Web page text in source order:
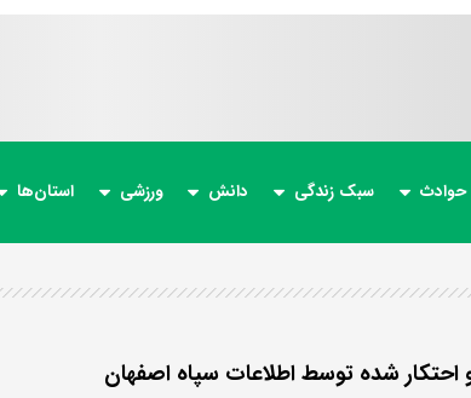
حوادث سبک زندگی دانش ورزشی استان‌ها